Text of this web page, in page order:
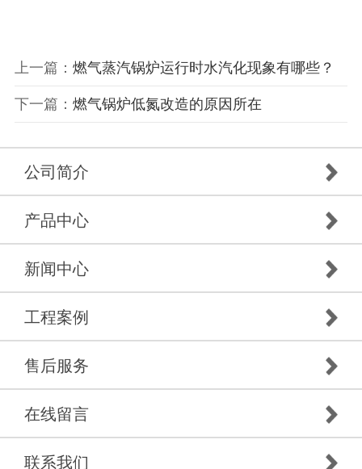
上一篇： 燃气蒸汽锅炉运行时水汽化现象有哪些？
下一篇： 燃气锅炉低氮改造的原因所在
公司简介
产品中心
新闻中心
工程案例
售后服务
在线留言
联系我们